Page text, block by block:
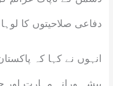
دفاعی صلاحیتوں کا لوہا
انہوں نے کہا کہ